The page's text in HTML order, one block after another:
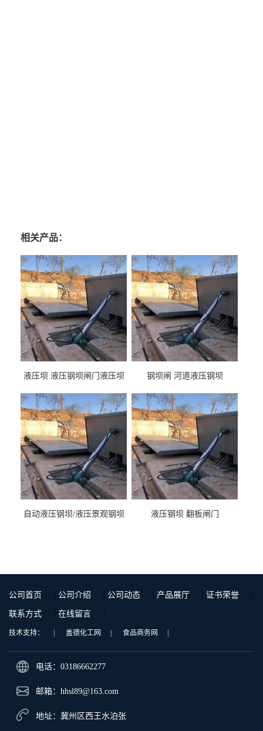
相关产品：
液压坝 液压钢坝闸门液压坝
钢坝闸 河道液压钢坝
自动液压钢坝/液压景观钢坝 液压钢坝 翻板闸门
公司首页 公司介绍 公司动态 产品展厅 证书荣誉
联系方式 在线留言
技术支持： 盖德化工网 食品商务网
电话：03186662277
邮箱：hhsl89@163.com
地址：冀州区西王水泊张